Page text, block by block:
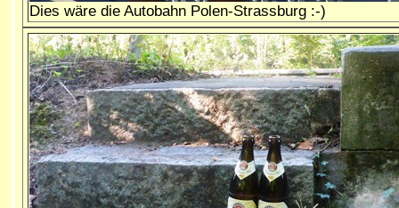
Dies wäre die Autobahn Polen-Strassburg :-)